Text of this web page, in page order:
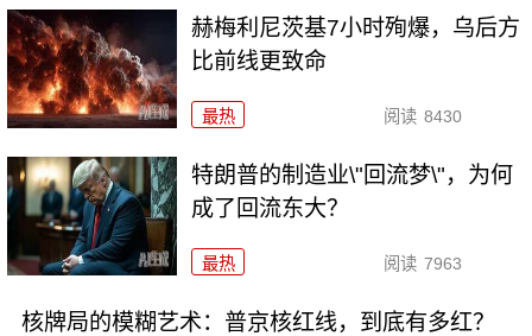
赫梅利尼茨基7小时殉爆，乌后方
比前线更致命
最热 阅读 8430
特朗普的制造业\"回流梦\"，为何
成了回流东大？
最热 阅读 7963
核牌局的模糊艺术：普京核红线，到底有多红？